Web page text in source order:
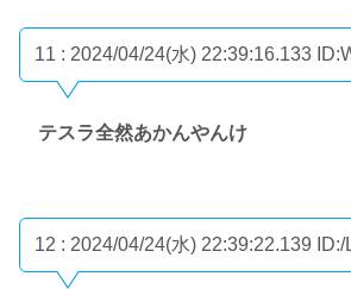
11 : 2024/04/24(水) 22:39:16.133
テスラ全然あかんやんけ
12 : 2024/04/24(水) 22:39:22.139